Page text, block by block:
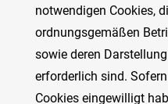
notwendigen Cookies,
ordnungsgemäßen
sowie deren
erforderlich sind.
Cookies eingewilligt